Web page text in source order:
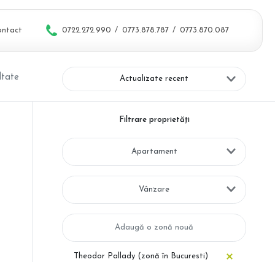
0722.272.990 / 0773.878.787 / 0773.870.087
Actualizate recent
Filtrare proprietăți
Apartament
Vânzare
Theodor Pallady (zonă în Bucuresti)